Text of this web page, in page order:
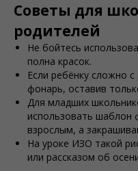
Советы для
родителей
Не бойтесь
полна красок.
Если ребёнку сложно
фонарь, оставив
Для младших
использовать шаблон
взрослым, а
На уроке ИЗО такой
или рассказом об